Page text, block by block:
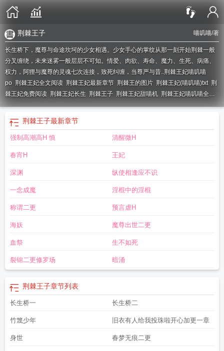
喵叽喵/著
荆棘王子
长生桥下，魔尊与命途坎坷的少女相遇。少女手心的掌纹从那一刻开始荆棘一般
分叉缠绕，未来迷雾一般层层不可知。情爱、肉欲、寿命、魔力、生死、病痛、
权力，阿狸与魔尊的灵魂七次连接，致死纠缠，当尊严与昔..荆棘王妃喵叽喵
po 荆棘王妃全文阅读 荆棘王妃最新章节 荆棘王的图片 荆棘王妃(喵叽喵)txt 荆
棘王妃免费阅读 荆棘王妃长生 荆棘王子 荆棘王妃甜喵机 荆棘王妃喵叽喵全
文荆棘王妃第二季免费漫画观看
荆棘王子最新章节
强制高潮高H 慎 清醒微H
春宵H 王妃
深渊 纵使相逢应不识
一念成魔 淫棍中的淫棍
称谓二更 预言虐H
海妖 魔尊出世二更
血祭 生不如死
裂锦二更修罗场 暗涌
荆棘王子章节列表
长生桥一 长生桥二
竹篾少年 旧衣有人给我投珠啦开心加更一章
身世 春梦无痕二更